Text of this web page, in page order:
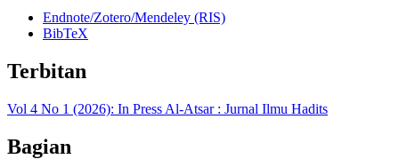
Endnote/Zotero/Mendeley (RIS)
BibTeX
Terbitan
Vol 4 No 1 (2026): In Press Al-Atsar : Jurnal Ilmu Hadits
Bagian